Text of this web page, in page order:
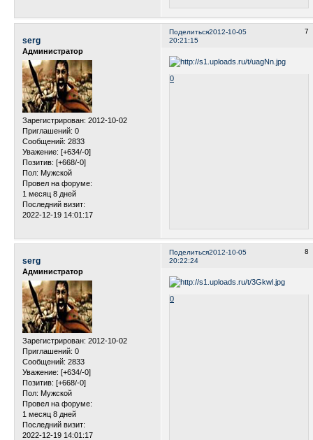
Поделиться 7
2012-10-05
20:21:15
serg
Администратор
Зарегистрирован: 2012-10-02
Приглашений: 0
Сообщений: 2833
Уважение: [+634/-0]
Позитив: [+668/-0]
Пол: Мужской
Провел на форуме:
1 месяц 8 дней
Последний визит:
2022-12-19 14:01:17
0
Поделиться 8
2012-10-05
20:22:24
serg
Администратор
Зарегистрирован: 2012-10-02
Приглашений: 0
Сообщений: 2833
Уважение: [+634/-0]
Позитив: [+668/-0]
Пол: Мужской
Провел на форуме:
1 месяц 8 дней
Последний визит:
2022-12-19 14:01:17
0